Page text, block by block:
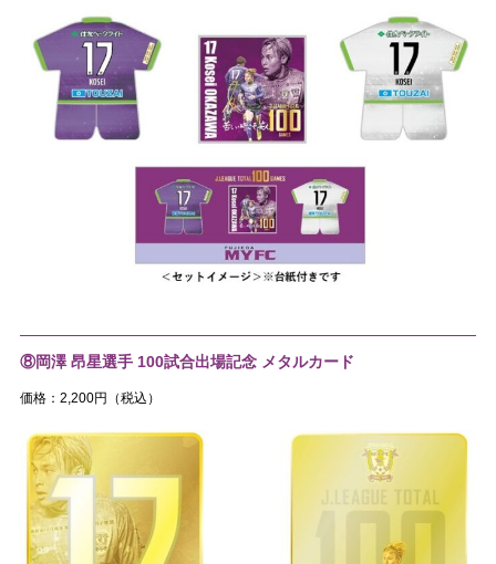
⑧岡澤 昂星選手 100試合出場記念 メタルカード
価格：2,200円（税込）